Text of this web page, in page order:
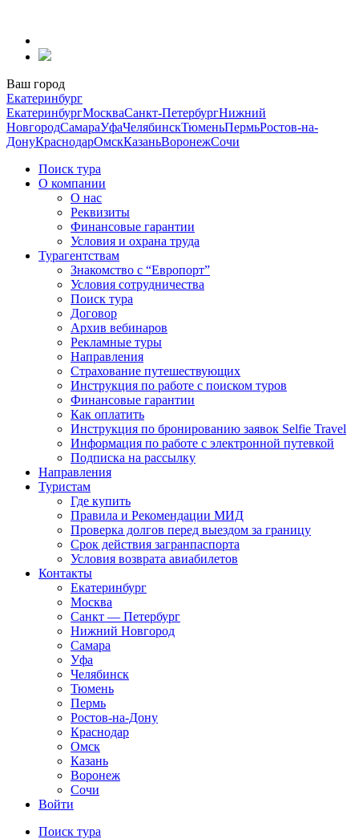
содержанию
Ваш город
Екатеринбург
ЕкатеринбургМоскваСанкт-ПетербургНижний
НовгородСамараУфаЧелябинскТюменьПермьРостов-на-
ДонуКраснодарОмскКазаньВоронежСочи
Поиск тура
О компании
О нас
Реквизиты
Финансовые гарантии
Условия и охрана труда
Турагентствам
Знакомство с “Европорт”
Условия сотрудничества
Поиск тура
Договор
Архив вебинаров
Рекламные туры
Направления
Страхование путешествующих
Инструкция по работе с поиском туров
Финансовые гарантии
Как оплатить
Инструкция по бронированию заявок Selfie Travel
Информация по работе с электронной путевкой
Подписка на рассылку
Направления
Туристам
Где купить
Правила и Рекомендации МИД
Проверка долгов перед выездом за границу
Срок действия загранпаспорта
Условия возврата авиабилетов
Контакты
Екатеринбург
Москва
Санкт — Петербург
Нижний Новгород
Самара
Уфа
Челябинск
Тюмень
Пермь
Ростов-на-Дону
Краснодар
Омск
Казань
Воронеж
Сочи
Войти
Поиск тура